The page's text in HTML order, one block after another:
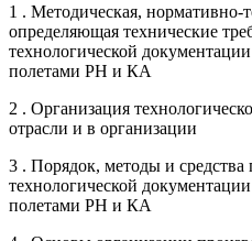
1 . Методическая, нормативно-
определяющая технические
технологической
полетами РН и КА
2 . Организация
отрасли и в организации
3 . Порядок, методы и средства
технологической
полетами РН и КА